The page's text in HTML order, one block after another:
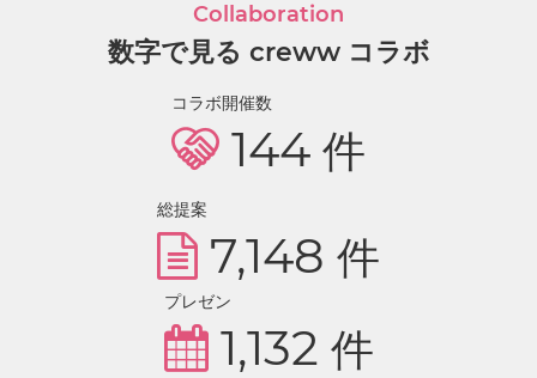
Collaboration
数字で見る creww コラボ
コラボ開催数
144 件
総提案
7,148 件
プレゼン
1,132 件